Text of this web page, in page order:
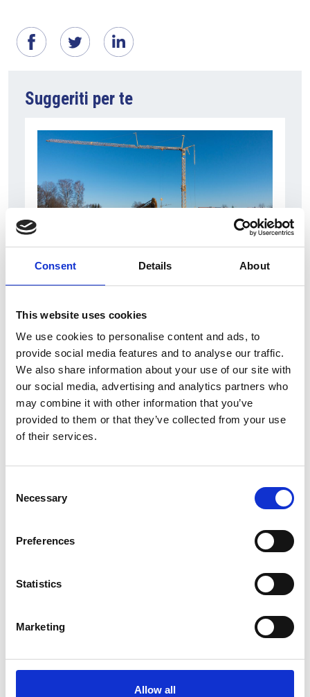
Consent Details About
This website uses cookies
We use cookies to personalise content and ads, to
provide social media features and to analyse our traffic.
We also share information about your use of our site with
our social media, advertising and analytics partners who
may combine it with other information that you’ve
provided to them or that they’ve collected from your use
of their services.
Selection
Necessary
Preferences
Statistics
Marketing
Allow all
Suggeriti per te
costruzione di nuove abitazioni
Repubblica Ceca
La Škoda avvia la produzione del suo SUV Peaq
Repubblica Ceca